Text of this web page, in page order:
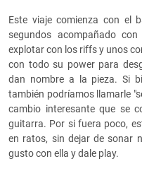
Este viaje comienza con el
segundos acompañado
explotar con los riffs y unos
con todo su power para
dan nombre a la pieza. Si
también podríamos llamarle
cambio interesante que se
guitarra. Por si fuera poco,
en ratos, sin dejar de sonar
gusto con ella y dale play.